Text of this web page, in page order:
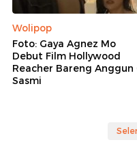
Wolipop
Foto: Gaya Agnez Mo
Debut Film Hollywood
Reacher Bareng Anggun
Sasmi